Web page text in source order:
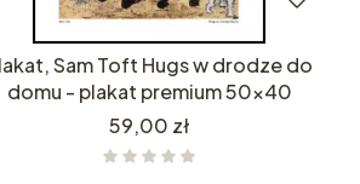
Sam Toft Hugs w drodze do
domu - plakat premium 50x40
Cena
59,00 zł